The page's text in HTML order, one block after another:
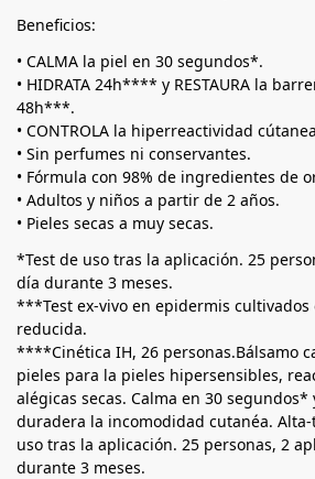
Beneficios:
• CALMA la piel en 30 segundos*.
• HIDRATA 24h**** y RESTAURA la
48h***.
• CONTROLA la hiperreactividad
• Sin perfumes ni conservantes.
• Fórmula con 98% de ingredientes de
• Adultos y niños a partir de 2 años.
• Pieles secas a muy secas.
*Test de uso tras la aplicación. 25
día durante 3 meses.
***Test ex-vivo en epidermis
reducida.
****Cinética IH, 26 personas.Bálsamo
pieles para la pieles hipersensibles,
alégicas secas. Calma en 30
duradera la incomodidad cutanéa.
uso tras la aplicación. 25 personas, 2
durante 3 meses.